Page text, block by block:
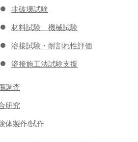
非破壊試験
材料試験 機械試験
溶接試験・耐割れ性評価
溶接施工法試験支援
調査
研究
体製作/試作